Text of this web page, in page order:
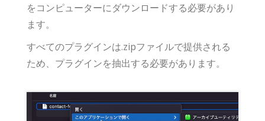
をコンピューターにダウンロードする必要があり
ます。
すべてのプラグインは.zipファイルで提供される
ため、プラグインを抽出する必要があります。